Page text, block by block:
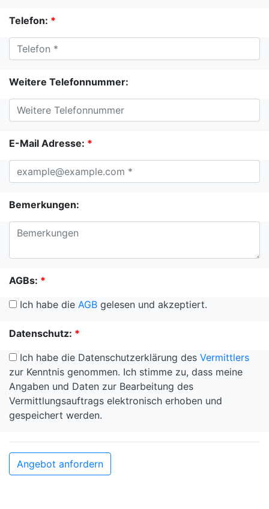
Telefon: *
Weitere Telefonnummer:
E-Mail Adresse: *
Bemerkungen:
AGBs: *
Ich habe die AGB gelesen und akzeptiert.
Datenschutz: *
Ich habe die Datenschutzerklärung des Vermittlers
zur Kenntnis genommen. Ich stimme zu, dass meine
Angaben und Daten zur Bearbeitung des
Vermittlungsauftrags elektronisch erhoben und
gespeichert werden.
Angebot anfordern